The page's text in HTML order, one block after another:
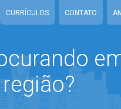
CURRÍCULOS CONTATO